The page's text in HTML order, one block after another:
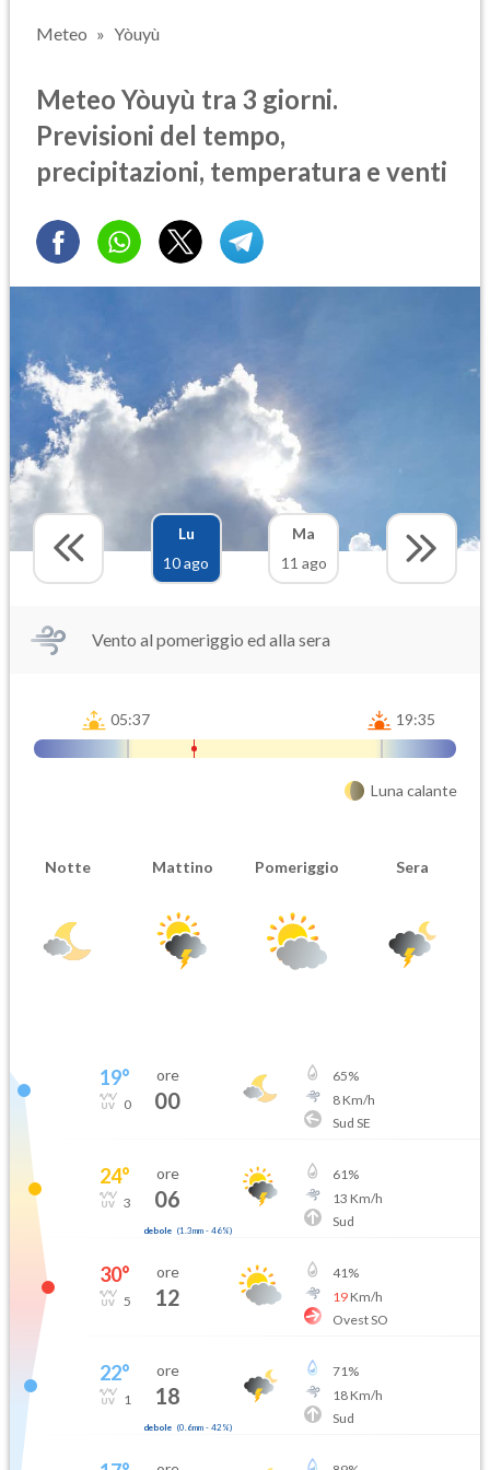
Meteo Yòuyù
Meteo Yòuyù tra 3 giorni.
Previsioni del tempo,
precipitazioni, temperatura e venti
Lu
10 ago
Ma
11 ago
Vento al pomeriggio ed alla sera
05:37 19:35
Luna calante
Notte Mattino Pomeriggio Sera
19°
0
ore
00
65%
8Km/h
Sud SE
24°
3
ore
06
debole (1.3mm- 46%)
61%
13 Km/h
Sud
30°
5
ore
12
41%
19Km/h
Ovest SO
22°
1
ore
18
debole (0.6mm- 42 %)
71%
18Km/h
Sud